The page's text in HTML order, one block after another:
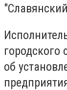
городского
об